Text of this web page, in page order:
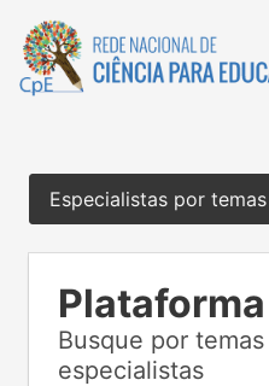
Especialistas por temas
Plataforma
Busque por
especialistas